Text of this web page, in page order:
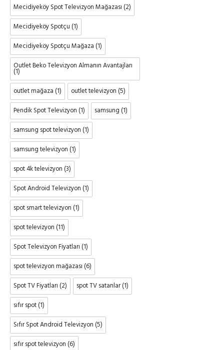
Mecidiyeköy Spot Televizyon Mağazası (2)
Mecidiyeköy Spotçu (1)
Mecidiyeköy Spotçu Mağaza (1)
Outlet Beko Televizyon Almanın Avantajları
(1)
outlet mağaza (1) outlet televizyon (5)
Pendik Spot Televizyon (1) samsung (1)
samsung spot televizyon (1)
samsung televizyon (1)
spot 4k televizyon (3)
Spot Android Televizyon (1)
spot smart televizyon (1)
spot televizyon (11)
Spot Televizyon Fiyatları (1)
spot televizyon mağazası (6)
Spot TV Fiyatları (2) spot TV satanlar(1)
sıfır spot(1)
Sıfır Spot Android Televizyon (5)
sıfır spot televizyon (6)